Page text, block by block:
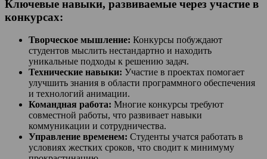
Ключевые навыки, развиваемые через участие в
конкурсах:
Творческое мышление: Конкурсы побуждают
студентов мыслить нестандартно и находить
уникальные подходы к решению задач.
Технические навыки: Участие в проектах помогает
улучшить знания в области программного обеспечения
и технологий анимации.
Командная работа: Многие конкурсы требуют
совместной работы, что развивает навыки
коммуникации и сотрудничества.
Управление временем: Студенты учатся работать в
условиях жестких сроков, что сводит к минимуму